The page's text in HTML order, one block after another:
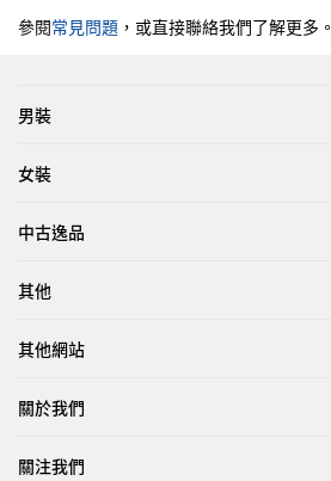
參閱常見問題 ，或直接聯絡我們了解更多。
男裝
女裝
中古逸品
其他
其他網站
關於我們
關注我們